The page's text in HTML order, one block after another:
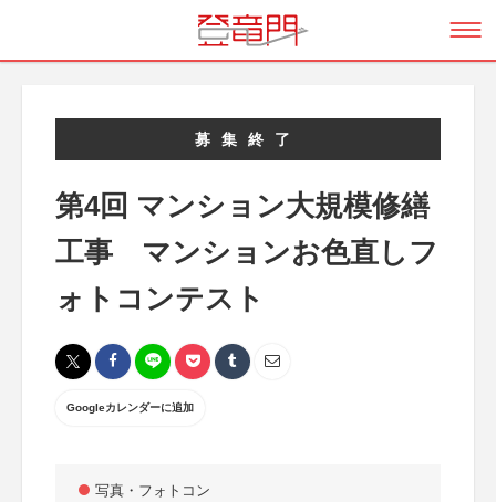
募集終了
第4回 マンション大規模修繕
工事 マンションお色直しフ
ォトコンテスト
Googleカレンダーに追加
写真・フォトコン